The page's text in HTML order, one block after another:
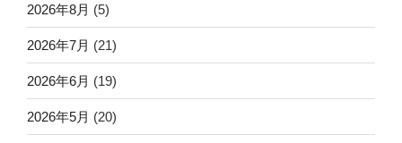
2026年8月 (5)
2026年7月 (21)
2026年6月 (19)
2026年5月 (20)